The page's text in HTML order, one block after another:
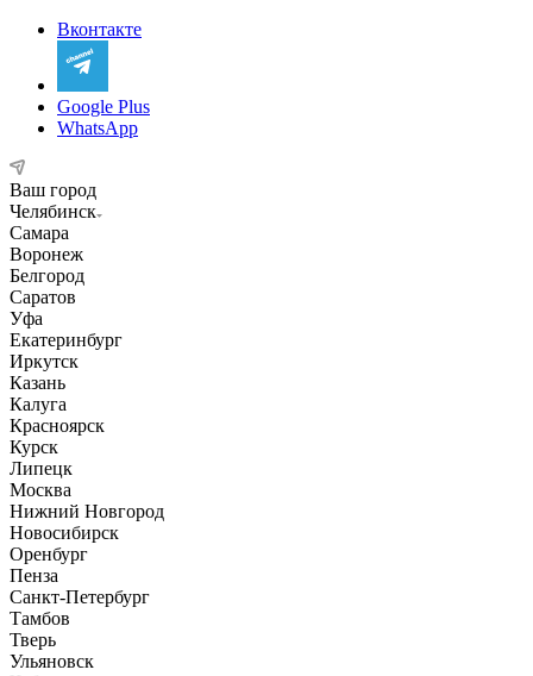
Вконтакте
Google Plus
WhatsApp
Ваш город
Челябинск
Самара
Воронеж
Белгород
Саратов
Уфа
Екатеринбург
Иркутск
Казань
Калуга
Красноярск
Курск
Липецк
Москва
Нижний Новгород
Новосибирск
Оренбург
Пенза
Санкт-Петербург
Тамбов
Тверь
Ульяновск